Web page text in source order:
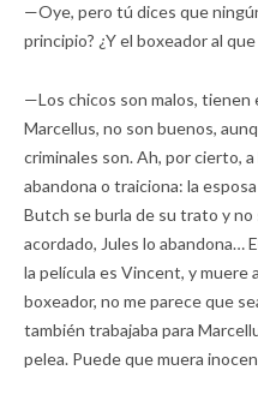
—Oye, pero tú dices que
principio? ¿Y el boxeador al
—Los chicos son malos, tienen
Marcellus, no son buenos,
criminales son. Ah, por cierto,
abandona o traiciona: la
Butch se burla de su trato y no
acordado, Jules lo abandona…
la película es Vincent, y muere
boxeador, no me parece que
también trabajaba para
pelea. Puede que muera